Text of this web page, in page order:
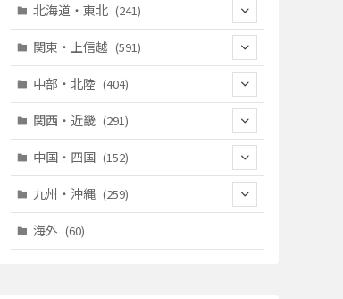
北海道・東北 (241)
(128)
(10)
(17)
(35)
(30)
(9)
関東・上信越 (591)
(146)
(40)
(114)
(72)
(14)
中部・北陸 (404)
(13)
(83)
(11)
(78)
関西・近畿 (291)
(39)
(25)
(30)
中国・四国 (152)
(7)
(39)
九州・沖縄 (259)
(28)
海外 (60)